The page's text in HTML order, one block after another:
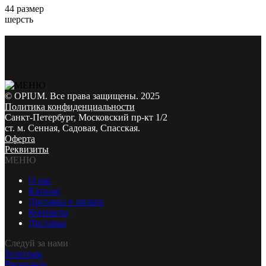
44 размер
шерсть
© OPIUM. Все права защищены. 2025
Политика конфиденциальности
Санкт-Петербург, Московский пр-кт 1/2
ст. м. Сенная, Садовая, Спасская.
Оферта
Реквизиты
МЕНЮ
О нас
Каталог
Доставка и оплата
Контакты
Доставка
Следуй за нами
Телеграм